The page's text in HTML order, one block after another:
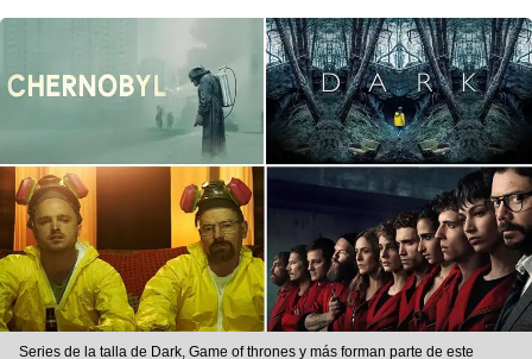
Series de la talla de Dark, Game of thrones y más forman parte de este